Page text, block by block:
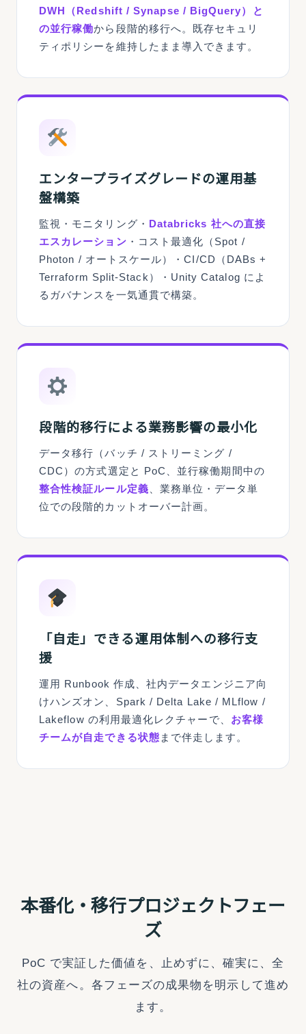
DWH（Redshift / Synapse / BigQuery）と
の並行稼働から段階的移行へ。既存セキュリ
ティポリシーを維持したまま導入できます。
エンタープライズグレードの運用基
盤構築
監視・モニタリング・
Databricks 社への直接
エスカレーション ・コスト最適化（Spot /
Photon / オートスケール）・CI/CD（DABs +
Terraform Split-Stack）・Unity Catalog によ
るガバナンスを一気通貫で構築。
段階的移行による業務影響の最小化
データ移行（バッチ / ストリーミング /
CDC）の方式選定と PoC、並行稼働期間中の
整合性検証ルール定義 、業務単位・データ単
位での段階的カットオーバー計画。
「自走」できる運用体制への移行支
援
運用 Runbook 作成、社内データエンジニア向
けハンズオン、Spark / Delta Lake / MLflow /
Lakeflow の利用最適化レクチャーで、 お客様
チームが自走できる状態 まで伴走します。
本番化・移行プロジェクトフェー
ズ
PoC で実証した価値を、止めずに、確実に、全
社の資産へ。各フェーズの成果物を明示して進め
ます。